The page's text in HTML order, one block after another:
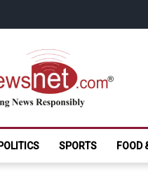
News
POLITICS SPORTS FOOD